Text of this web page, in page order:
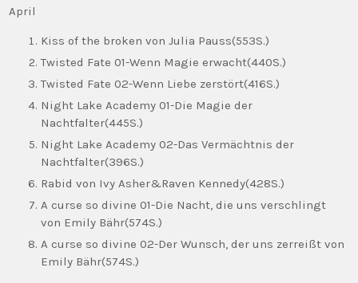
April
Kiss of the broken von Julia Pauss(553S.)
Twisted Fate 01-Wenn Magie erwacht(440S.)
Twisted Fate 02-Wenn Liebe zerstört(416S.)
Night Lake Academy 01-Die Magie der
Nachtfalter(445S.)
Night Lake Academy 02-Das Vermächtnis der
Nachtfalter(396S.)
Rabid von Ivy Asher&Raven Kennedy(428S.)
A curse so divine 01-Die Nacht, die uns verschlingt
von Emily Bähr(574S.)
A curse so divine 02-Der Wunsch, der uns zerreißt von
Emily Bähr(574S.)